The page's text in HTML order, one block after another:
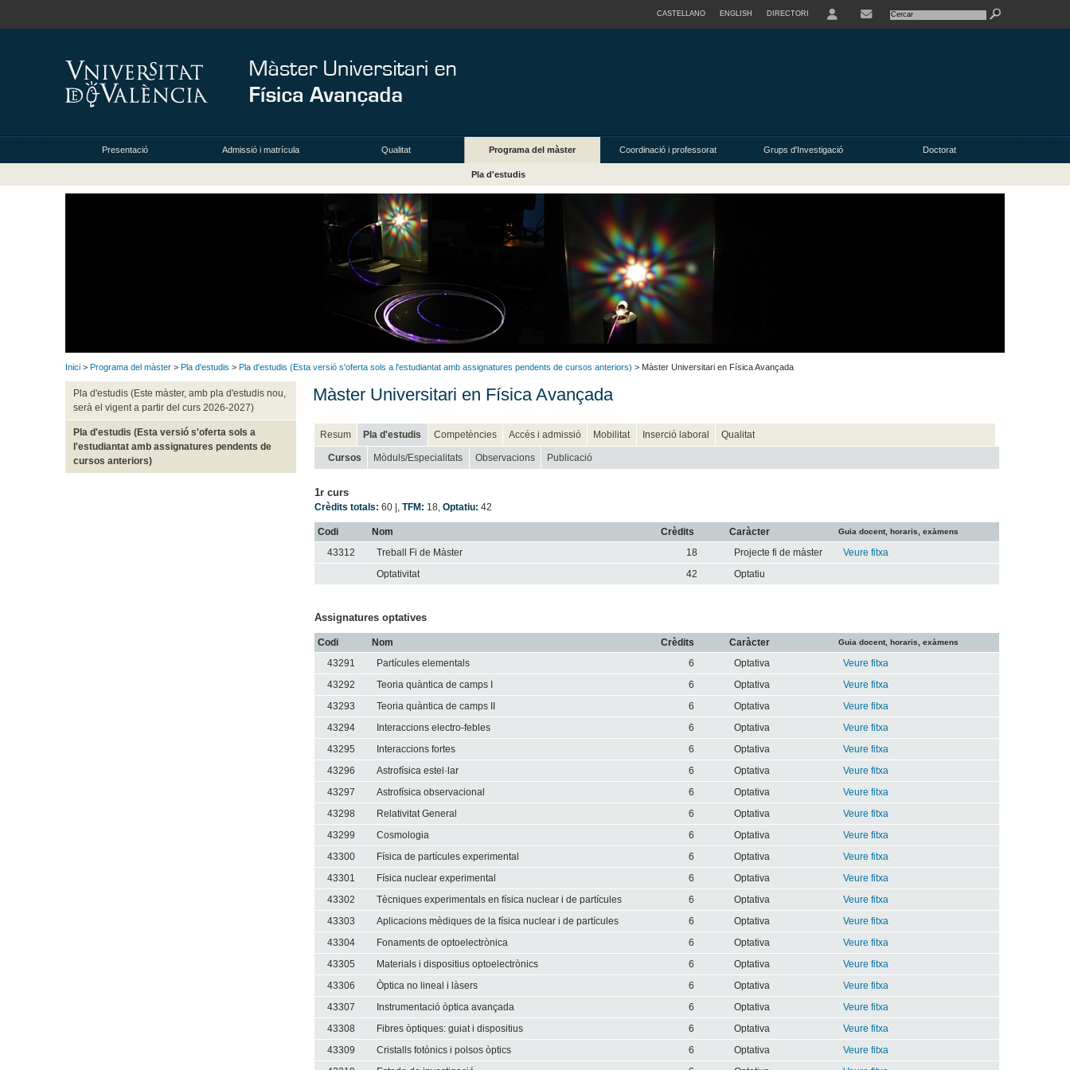
CASTELLANO ENGLISH DIRECTORI
Presentació Admissió i matrícula Qualitat Programa del màster Coordinació i professorat Grups d'Investigació Doctorat
Pla d'estudis
Inici > Programa del màster > Pla d'estudis > Pla d'estudis (Esta versió s'oferta sols a l'estudiantat amb assignatures pendents de cursos anteriors) > Màster Universitari en Física Avançada
Pla d'estudis (Este màster, amb pla d'estudis nou,
serà el vigent a partir del curs 2026-2027)
Pla d'estudis (Esta versió s'oferta sols a
l'estudiantat amb assignatures pendents de
cursos anteriors)
Màster Universitari en Física Avançada
Resum Pla d'estudis Competències Accés i admissió Mobilitat Inserció laboral Qualitat
Cursos Mòduls/Especialitats Observacions Publicació
1r curs
Crèdits totals: 60 | TFM: 18, Optatiu: 42
Codi Nom Crèdits Caràcter Guia docent, horaris, exàmens
43312 Treball Fi de Màster 18 Projecte fi de màster
Veure fitxa
Optativitat
42 Optatiu
Assignatures optatives
Codi Nom Crèdits Caràcter Guia docent, horaris, exàmens
43291 Partícules elementals 6 Optativa
Veure fitxa
43292
Teoria quàntica de camps I 6 Optativa
Veure fitxa
43293
Teoria quàntica de camps II 6 Optativa
Veure fitxa
43294
Interaccions electro-febles 6 Optativa
Veure fitxa
43295
Interaccions fortes 6 Optativa
Veure fitxa
43296
Astrofísica estel·lar 6 Optativa
Veure fitxa
43297
Astrofísica observacional 6 Optativa
Veure fitxa
43298
Relativitat General 6 Optativa
Veure fitxa
43299
Cosmologia 6 Optativa
Veure fitxa
43300
Física de partícules experimental 6 Optativa
Veure fitxa
43301
Física nuclear experimental 6 Optativa
Veure fitxa
43302
Tècniques experimentals en física nuclear i de partícules 6 Optativa
Veure fitxa
43303
Aplicacions mèdiques de la física nuclear i de partícules 6 Optativa
Veure fitxa
43304
Fonaments de optoelectrònica 6 Optativa
Veure fitxa
43305
Materials i dispositius optoelectrònics 6 Optativa
Veure fitxa
43306
Òptica no lineal i làsers 6 Optativa
Veure fitxa
43307
Instrumentació òptica avançada 6 Optativa
Veure fitxa
43308
Fibres òptiques: guiat i dispositius 6 Optativa
Veure fitxa
43309
Cristalls fotònics i polsos òptics 6 Optativa
Veure fitxa